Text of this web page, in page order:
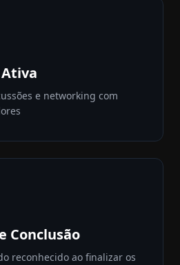
e networking com
Conclusão
reconhecido ao finalizar os